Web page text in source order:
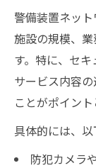
警備装置ネッ
施設の規模、
す。特に、セ
サービス内容
ことがポイント
具体的には、以
防犯カメラ